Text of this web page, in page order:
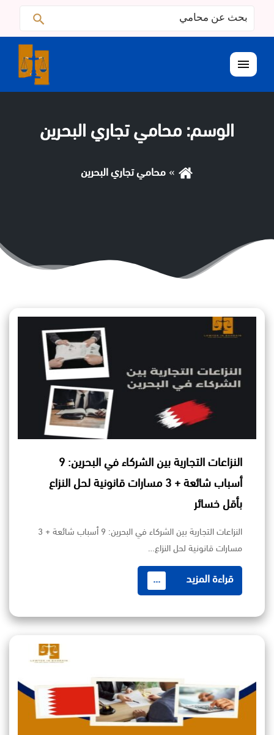
البحث
عن:
القائمة
الوسم: محامي تجاري البحرين
محامي تجاري البحرين
النزاعات التجارية بين الشركاء في البحرين: 9
أسباب شائعة + 3 مسارات قانونية لحل النزاع
بأقل خسائر
النزاعات التجارية بين الشركاء في البحرين: 9 أسباب شائعة + 3
مسارات قانونية لحل النزاع…
قراءة المزيد ...